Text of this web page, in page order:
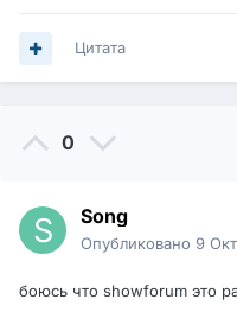
Цитата
0
Song
Опубликовано 9
боюсь что showforum это